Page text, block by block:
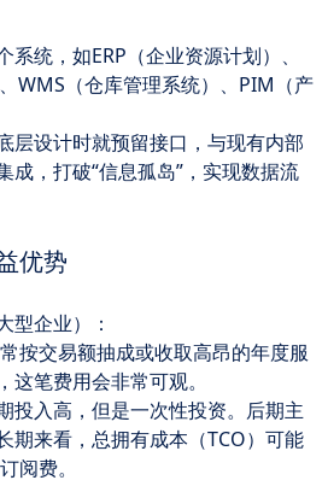
统，如ERP（企业资源计划）、
WMS（仓库管理系统）、PIM（产
层设计时就预留接口，与现有内部
成，打破“信息孤岛”，实现数据流
优势
型企业）：
按交易额抽成或收取高昂的年度服
笔费用会非常可观。
投入高，但是一次性投资。后期主
期来看，总拥有成本（TCO）可能
阅费。